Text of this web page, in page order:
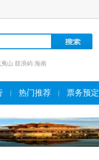
山 鼓浪屿 海南
热门推荐 票务预定